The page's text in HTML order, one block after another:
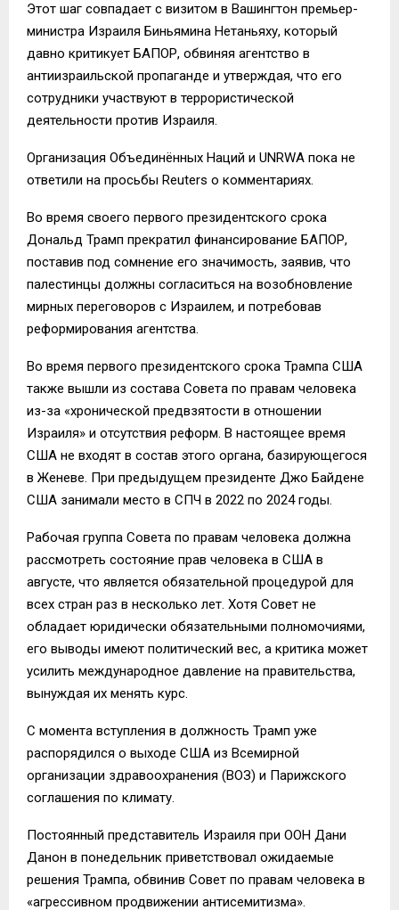
Этот шаг совпадает с визитом в Вашингтон премьер-
министра Израиля Биньямина Нетаньяху, который
давно критикует БАПОР, обвиняя агентство в
антиизраильской пропаганде и утверждая, что его
сотрудники участвуют в террористической
деятельности против Израиля.
Организация Объединённых Наций и UNRWA пока не
ответили на просьбы Reuters о комментариях.
Во время своего первого президентского срока
Дональд Трамп прекратил финансирование БАПОР,
поставив под сомнение его значимость, заявив, что
палестинцы должны согласиться на возобновление
мирных переговоров с Израилем, и потребовав
реформирования агентства.
Во время первого президентского срока Трампа США
также вышли из состава Совета по правам человека
из-за «хронической предвзятости в отношении
Израиля» и отсутствия реформ. В настоящее время
США не входят в состав этого органа, базирующегося
в Женеве. При предыдущем президенте Джо Байдене
США занимали место в СПЧ в 2022 по 2024 годы.
Рабочая группа Совета по правам человека должна
рассмотреть состояние прав человека в США в
августе, что является обязательной процедурой для
всех стран раз в несколько лет. Хотя Совет не
обладает юридически обязательными полномочиями,
его выводы имеют политический вес, а критика может
усилить международное давление на правительства,
вынуждая их менять курс.
С момента вступления в должность Трамп уже
распорядился о выходе США из Всемирной
организации здравоохранения (ВОЗ) и Парижского
соглашения по климату.
Постоянный представитель Израиля при ООН Дани
Данон в понедельник приветствовал ожидаемые
решения Трампа, обвинив Совет по правам человека в
«агрессивном продвижении антисемитизма».